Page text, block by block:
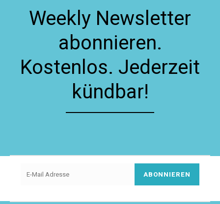
Weekly Newsletter
abonnieren.
Kostenlos. Jederzeit
kündbar!
ABONNIEREN